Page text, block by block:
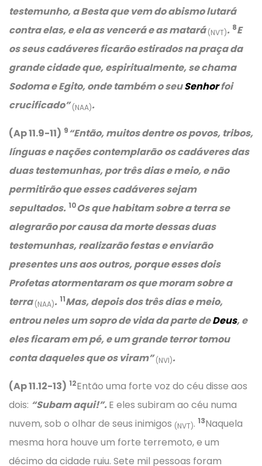
testemunho, a Besta que vem do abismo lutará
contra elas, e ela as vencerá e as matará(NVT). 8E
os seus cadáveres ficarão estirados na praça da
grande cidade que, espiritualmente, se chama
Sodoma e Egito, onde também o seuSenhorfoi
crucificado”(NAA).
(Ap 11.9-11) 9“Então, muitos dentre os povos, tribos,
línguas e nações contemplarão os cadáveres das
duas testemunhas, por três dias e meio, e não
permitirão que esses cadáveres sejam
sepultados. 10Os que habitam sobre a terra se
alegrarão por causa da morte dessas duas
testemunhas, realizarão festas e enviarão
presentes uns aos outros, porque esses dois
Profetas atormentaram os que moram sobre a
terra(NAA). 11Mas, depois dos três dias e meio,
entrou neles um sopro de vida da parte deDeus, e
eles ficaram em pé, e um grande terror tomou
conta daqueles que os viram”(NVI).
(Ap 11.12-13) 12Então uma forte voz do céu disse aos
dois: “Subam aqui!”.E eles subiram ao céu numa
nuvem, sob o olhar de seus inimigos (NVT). 13Naquela
mesma hora houve um forte terremoto, e um
décimo da cidade ruiu. Sete mil pessoas foram